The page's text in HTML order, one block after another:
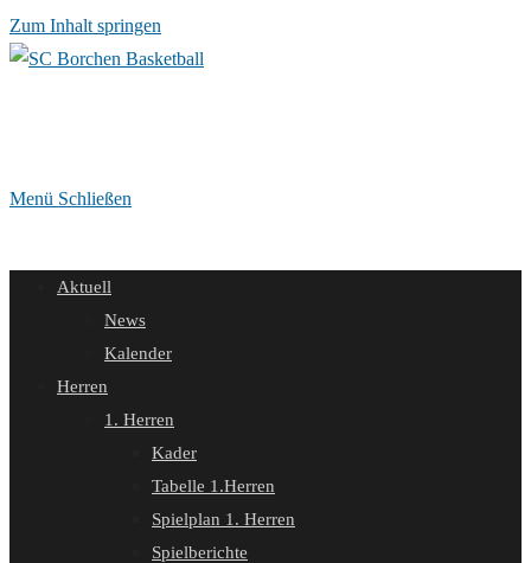
Zum Inhalt springen
Menü Schließen
Aktuell
News
Kalender
Herren
1. Herren
Kader
Tabelle 1.Herren
Spielplan 1. Herren
Spielberichte